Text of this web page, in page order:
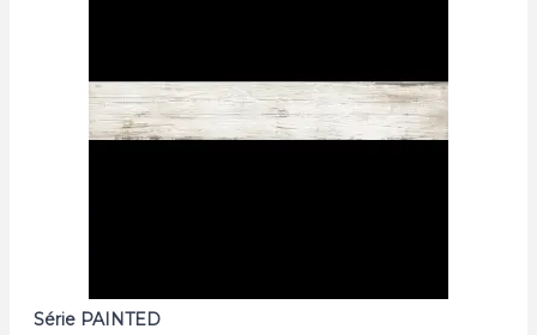
Série PAINTED